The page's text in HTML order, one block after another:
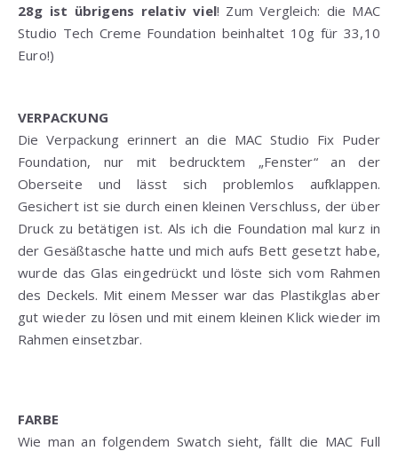
28g ist übrigens relativ viel! Zum Vergleich: die MAC
Studio Tech Creme Foundation beinhaltet 10g für 33,10
Euro!)
VERPACKUNG
Die Verpackung erinnert an die MAC Studio Fix Puder
Foundation, nur mit bedrucktem „Fenster“ an der
Oberseite und lässt sich problemlos aufklappen.
Gesichert ist sie durch einen kleinen Verschluss, der über
Druck zu betätigen ist. Als ich die Foundation mal kurz in
der Gesäßtasche hatte und mich aufs Bett gesetzt habe,
wurde das Glas eingedrückt und löste sich vom Rahmen
des Deckels. Mit einem Messer war das Plastikglas aber
gut wieder zu lösen und mit einem kleinen Klick wieder im
Rahmen einsetzbar.
FARBE
Wie man an folgendem Swatch sieht, fällt die MAC Full